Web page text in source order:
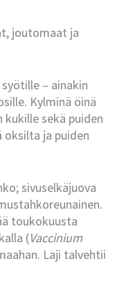
joutomaat ja
– ainakin
Kylminä öinä
sekä puiden
ja puiden
sivuselkäjuova
toukokuusta
(Vaccinium
Laji talvehtii